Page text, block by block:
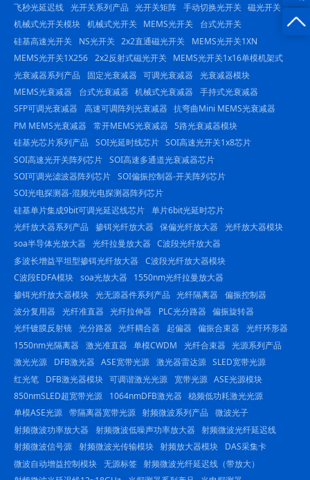
飞秒光延迟线 光开关系列产品 光开关矩阵 手动切换光开关 磁光开关
机械式光开关模块 机械式光开关 MEMS光开关
台式光开关
硅基高速光开关
NS光开关 2x2直通磁光开关
MEMS光开关1XN
MEMS光开关1X256 2x2反射式磁光开关
MEMS光开关1x16单模机架式
光衰减器系列产品
固定光衰减器 可调光衰减器
光衰减器模块
MEMS光衰减器
台式光衰减器 机械式光衰减器
手持式光衰减器
SFP可调光衰减器
高速可调阵列光衰减器 抗弯曲Mini MEMS光衰减器
PM MEMS光衰减器
常开MEMS光衰减器 5路光衰减器模块
硅基光芯片系列产品
SOI光延时线芯片 SOI高速光开关1x8芯片
SOI高速光开关阵列芯片 SOI高速多通道光衰减器芯片
SOI可调光滤波器阵列芯片 SOI偏振控制器-开关阵列芯片
SOI光电探测器-混频光电探测器阵列芯片
硅基单片集成9bit可调光延迟线芯片 单片6bit光延时芯片
光纤放大器系列产品
掺铒光纤放大器 保偏光纤放大器
光纤放大器模块
soa半导体光放大器
光纤拉曼放大器 C波段光纤放大器
多波长增益平坦型掺铒光纤放大器
C波段光纤放大器模块
C波段EDFA模块 soa光放大器
1550nm光纤拉曼放大器
掺铒光纤放大器模块 光无源器件系列产品 光纤隔离器
偏振控制器
波分复用器
光纤准直器 光纤拉伸器 PLC光分路器
偏振旋转器
光纤镀膜反射镜 光分路器 光纤耦合器 起偏器 偏振合束器
光纤环形器
1550nm光隔离器
激光准直器 单模CWDM 光纤合束器
光源系列产品
激光光源
DFB激光器 ASE宽带光源 激光器雷达源 SLED宽带光源
红光笔
DFB激光器模块 可调谐激光光源 宽带光源 ASE光源模块
850nmSLED超宽带光源
1064nmDFB激光器 稳频低功耗激光光源
单模ASE光源 带隔离器宽带光源 射频微波系列产品
微波光子
射频微波功率放大器
射频微波低噪声功率放大器 射频微波光纤延迟线
射频微波信号源 射频微波光传输模块 射频放大器模块
DAS采集卡
微波自动增益控制模块 无源标签 射频微波光纤延迟线（带放大）